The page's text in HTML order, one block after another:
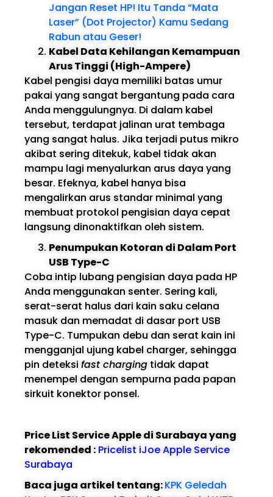
Jangan Reset HP! Itu Tanda “Mata
Laser” (Dot Projector) Kamu Sedang
Rabun atau Geser!
Kabel Data Kehilangan Kemampuan
Arus Tinggi (High-Ampere)
Kabel pengisi daya memiliki batas umur
pakai yang sangat bergantung pada cara
Anda menggulungnya. Di dalam kabel
tersebut, terdapat jalinan urat tembaga
yang sangat halus. Jika terjadi putus mikro
akibat sering ditekuk, kabel tidak akan
mampu lagi menyalurkan arus daya yang
besar. Efeknya, kabel hanya bisa
mengalirkan arus standar minimal yang
membuat protokol pengisian daya cepat
langsung dinonaktifkan oleh sistem.
Penumpukan Kotoran di Dalam Port
USB Type-C
Coba intip lubang pengisian daya pada HP
Anda menggunakan senter. Sering kali,
serat-serat halus dari kain saku celana
masuk dan memadat di dasar port USB
Type-C. Tumpukan debu dan serat kain ini
mengganjal ujung kabel charger, sehingga
pin deteksi fast charging tidak dapat
menempel dengan sempurna pada papan
sirkuit konektor ponsel.
Price List Service Apple di Surabaya yang
rekomended : Pricelist iJoe Apple Service
Surabaya
Baca juga artikel tentang:KPK Geledah